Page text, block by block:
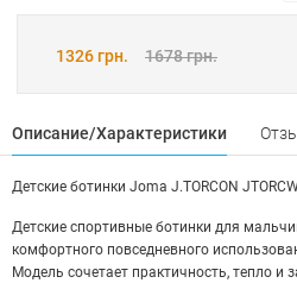
1326 грн. 1678 грн.
Описание/Характеристики
Детские ботинки Joma J.TORCON
Детские спортивные ботинки для
комфортного повседневного
Модель сочетает практичность, тепло и